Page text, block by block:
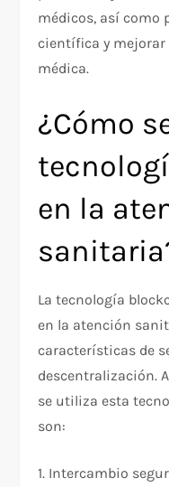
médicos, así como
científica y mejorar
médica.
¿Cómo
en la
La tecnología
en la atención
características de
descentralización.
se utiliza esta
son:
1. Intercambio